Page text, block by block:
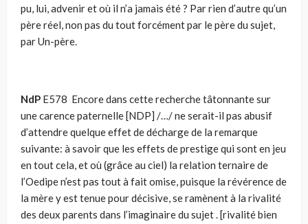
pu, lui, adve­nir et où il n’a jamais été ? Par rien d’autre qu’un
père réel, non pas du tout forcément par le père du sujet,
par Un-père.
NdP E578 Encore dans cette recherche tâtonnante sur
une carence paternelle [NDP] /…/ ne serait-il pas abusif
d’attendre quelque effet de décharge de la remarque
suivante: à savoir que les effets de prestige qui sont en jeu
en tout cela, et où (grâce au ciel) la relation ternaire de
l’Oedipe n’est pas tout à fait omise, puisque la révérence de
la mère y est tenue pour décisive, se ramènent à la rivalité
des deux parents dans l’imaginaire du sujet . [rivalité bien